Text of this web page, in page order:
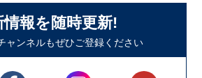
情報を随時更新!
ャンネルもぜひご登録ください